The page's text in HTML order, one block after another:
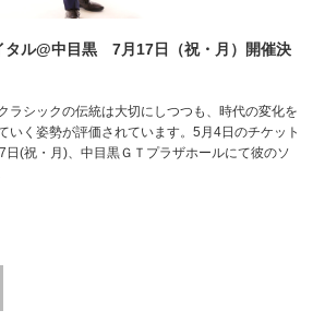
タル@中目黒 7月17日（祝・月）開催決
ラシックの伝統は大切にしつつも、時代の変化を
いく姿勢が評価されています。5月4日のチケット
(祝・月)、中目黒ＧＴプラザホールにて彼のソ